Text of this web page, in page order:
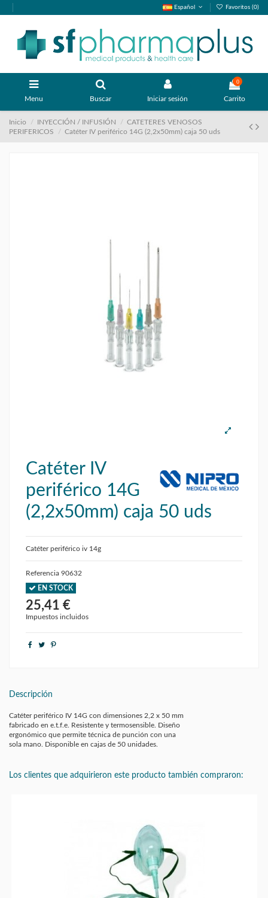
Español Favoritos (0)
Menu Buscar Iniciar sesión
0
Carrito
Inicio INYECCIÓN / INFUSIÓN
CATETERES VENOSOS
PERIFERICOS
Catéter IV periférico 14G (2,2x50mm) caja 50 uds
Catéter IV
periférico 14G
(2,2x50mm) caja 50 uds
Catéter periférico iv 14g
Referencia 90632
EN STOCK
25,41 €
Impuestos incluidos
Descripción
Catéter periférico IV 14G con dimensiones 2,2 x 50 mm
fabricado en e.t.f.e. Resistente y termosensible. Diseño
ergonómico que permite técnica de punción con una
sola mano. Disponible en cajas de 50 unidades.
Los clientes que adquirieron este producto también compraron: